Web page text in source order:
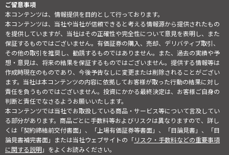
ご留意事項
本コンテンツは、情報提供を目的として行っております。
本コンテンツは、当社や当社が信頼できると考える情報源から提供されたもの
を提供していますが、当社はその正確性や完全性について意見を表明し、また
保証するものではございません。有価証券の購入、売却、デリバティブ取引、
その他の取引を推奨し、勧誘するものではありません。また、過去の実績や予
想・意見は、将来の結果を保証するものではございません。提供する情報等は
作成時現在のものであり、今後予告なしに変更または削除されることがござい
ます。当社は本コンテンツの内容に依拠してお客様が取った行動の結果に対し
責任を負うものではございません。投資にかかる最終決定は、お客様ご自身の
判断と責任でなさるようお願いいたします。
本コンテンツでは当社でお取扱している商品・サービス等について言及してい
る部分があります。商品ごとに手数料等およびリスクは異なりますので、詳し
くは「契約締結前交付書面」、「上場有価証券等書面」、「目論見書」、「目
論見書補完書面」または当社ウェブサイトの「リスク・手数料などの重要事項
に関する説明」をよくお読みください。